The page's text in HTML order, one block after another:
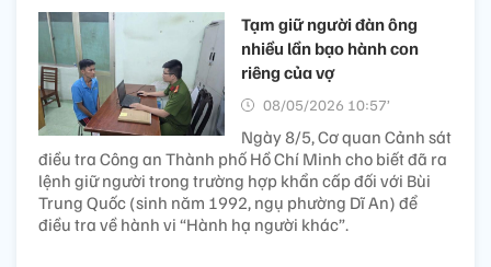
Tạm giữ người đàn ông
nhiều lần bạo hành con
riêng của vợ
08/05/2026 10:57’
Ngày 8/5, Cơ quan Cảnh sát
điều tra Công an Thành phố Hồ Chí Minh cho biết đã ra
lệnh giữ người trong trường hợp khẩn cấp đối với Bùi
Trung Quốc (sinh năm 1992, ngụ phường Dĩ An) để
điều tra về hành vi “Hành hạ người khác”.